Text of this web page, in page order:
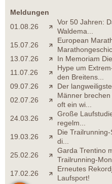
Meldungen
01.08.26
Vor 50 Jahren:
Waldema...
15.07.26
European
13.07.26
In Memoriam
11.07.26
Hype um
den Breitens...
09.07.26
Der
02.07.26
Männer
oft ein wi...
24.03.26
Große
regelm...
19.03.26
Die
di...
25.02.26
Garda Trentino
Trailrunning-
17.02.26
Erneutes
Laufsport!